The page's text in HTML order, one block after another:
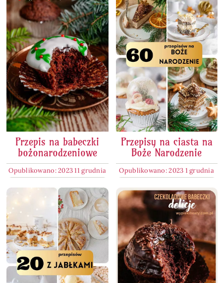
Przepis na babeczki
bożonarodzeniowe
Opublikowano: 2023 11 grudnia
Przepisy na ciasta na
Boże Narodzenie
Opublikowano: 2023 1 grudnia